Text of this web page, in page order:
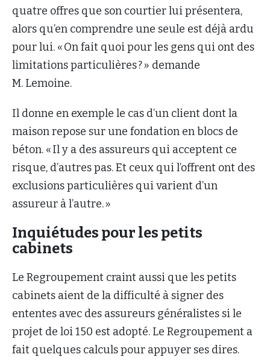
quatre offres que son courtier lui présentera,
alors qu’en comprendre une seule est déjà ardu
pour lui. « On fait quoi pour les gens qui ont des
limitations particulières ? » demande
M. Lemoine.
Il donne en exemple le cas d’un client dont la
maison repose sur une fondation en blocs de
béton. « Il y a des assureurs qui acceptent ce
risque, d’autres pas. Et ceux qui l’offrent ont des
exclusions particulières qui varient d’un
assureur à l’autre. »
Inquiétudes pour les petits
cabinets
Le Regroupement craint aussi que les petits
cabinets aient de la difficulté à signer des
ententes avec des assureurs généralistes si le
projet de loi 150 est adopté. Le Regroupement a
fait quelques calculs pour appuyer ses dires.